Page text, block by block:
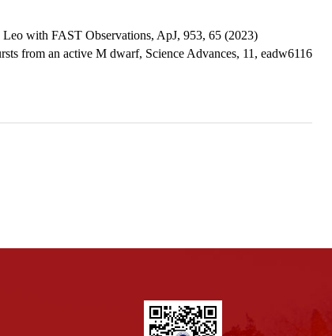
with FAST Observations, ApJ, 953, 65 (2023)
from an active M dwarf, Science Advances, 11, eadw6116